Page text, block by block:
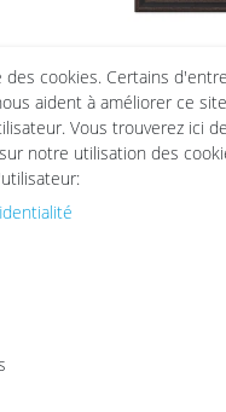
vitre en
Campagne
à partir de
cookies. Certains
aident à améliorer ce
Vous trouverez ici
notre utilisation des